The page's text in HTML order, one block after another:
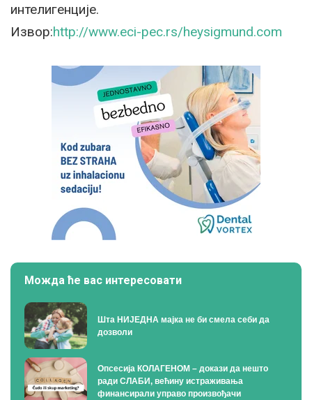
интелигенције.
Извор:http://www.eci-pec.rs/heysigmund.com
Можда ће вас интересовати
Шта НИЈЕДНА мајка не би смела себи да
дозволи
Опсесија КОЛАГЕНОМ – докази да нешто
ради СЛАБИ, већину истраживања
финансирали управо произвођачи